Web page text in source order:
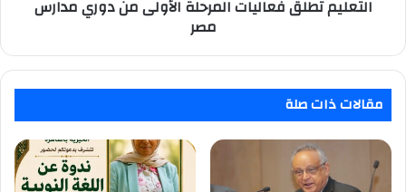
التعليم تطلق فعاليات المرحلة الأولى من دوري مدارس
مصر
مقالات ذات صلة